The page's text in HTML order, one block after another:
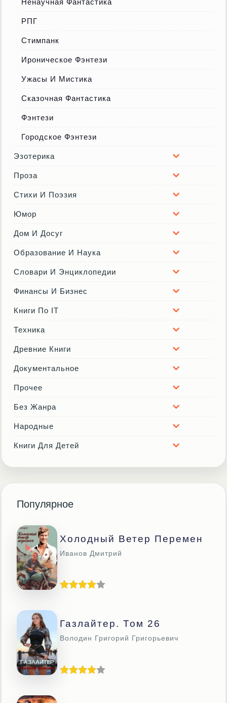
РПГ
Стимпанк
Ироническое Фэнтези
Ужасы И Мистика
Сказочная Фантастика
Фэнтези
Городское Фэнтези
Эзотерика
Проза
Стихи И Поэзия
Юмор
Дом И Досуг
Образование И Наука
Словари И Энциклопедии
Финансы И Бизнес
Книги По IT
Техника
Древние Книги
Документальное
Прочее
Без Жанра
Народные
Книги Для Детей
Популярное
Холодный Ветер Перемен
Иванов Дмитрий
Газлайтер. Том 26
Володин Григорий Григорьевич